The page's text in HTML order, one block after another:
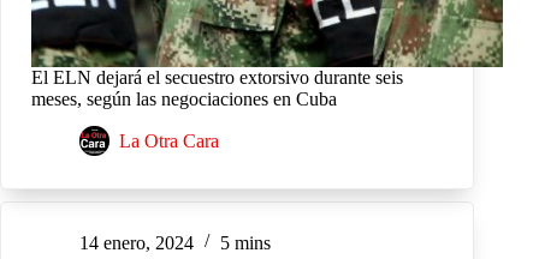
El ELN dejará el secuestro extorsivo durante seis
meses, según las negociaciones en Cuba
La Otra Cara
14 enero, 2024 5 mins